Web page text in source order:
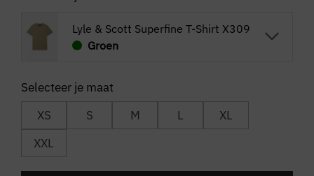
Lyle & Scott Superfine T-Shirt X309
Groen
XS S M L
XL
XXL